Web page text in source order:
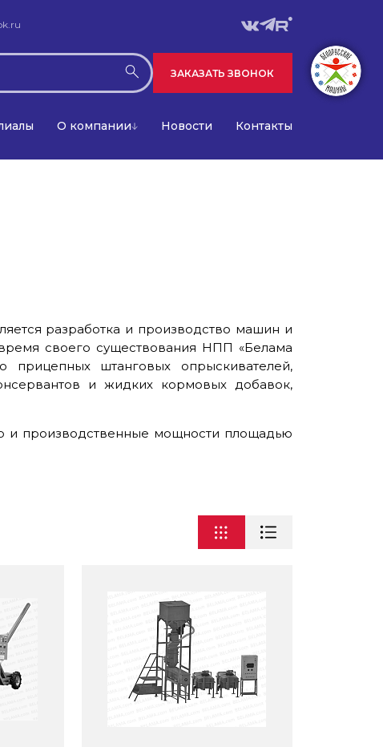
ЗАКАЗАТЬ ЗВОНОК
О компании Новости Контакты
разработка и производство машин и
своего существования НПП «Белама
прицепных штанговых опрыскивателей,
и жидких кормовых добавок,
и производственные мощности площадью